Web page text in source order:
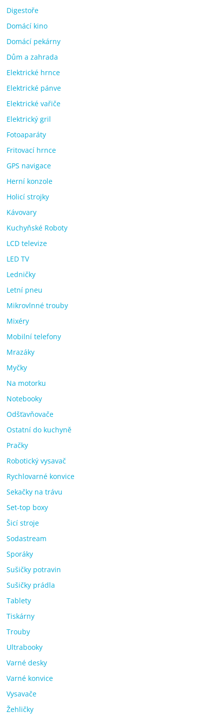
Digestoře
Domácí kino
Domácí pekárny
Dům a zahrada
Elektrické hrnce
Elektrické pánve
Elektrické vařiče
Elektrický gril
Fotoaparáty
Fritovací hrnce
GPS navigace
Herní konzole
Holicí strojky
Kávovary
Kuchyňské Roboty
LCD televize
LED TV
Ledničky
Letní pneu
Mikrovlnné trouby
Mixéry
Mobilní telefony
Mrazáky
Myčky
Na motorku
Notebooky
Odšťavňovače
Ostatní do kuchyně
Pračky
Robotický vysavač
Rychlovarné konvice
Sekačky na trávu
Set-top boxy
Šicí stroje
Sodastream
Sporáky
Sušičky potravin
Sušičky prádla
Tablety
Tiskárny
Trouby
Ultrabooky
Varné desky
Varné konvice
Vysavače
Žehličky